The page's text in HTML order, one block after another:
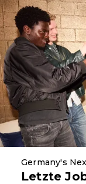
Germany's
Letzte